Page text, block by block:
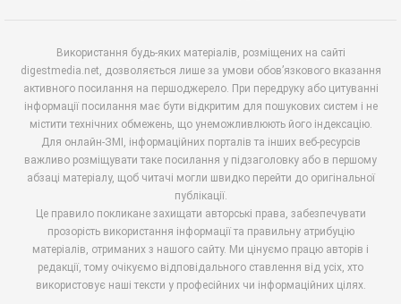
Використання будь-яких матеріалів, розміщених на сайті
digestmedia.net, дозволяється лише за умови обов’язкового вказання
активного посилання на першоджерело. При передруку або цитуванні
інформації посилання має бути відкритим для пошукових систем і не
містити технічних обмежень, що унеможливлюють його індексацію.
Для онлайн-ЗМІ, інформаційних порталів та інших веб-ресурсів
важливо розміщувати таке посилання у підзаголовку або в першому
абзаці матеріалу, щоб читачі могли швидко перейти до оригінальної
публікації.
Це правило покликане захищати авторські права, забезпечувати
прозорість використання інформації та правильну атрибуцію
матеріалів, отриманих з нашого сайту. Ми цінуємо працю авторів і
редакції, тому очікуємо відповідального ставлення від усіх, хто
використовує наші тексти у професійних чи інформаційних цілях.